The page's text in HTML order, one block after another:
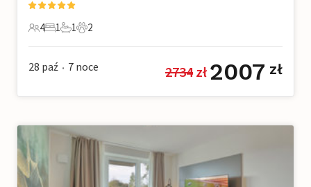
4 Goście
4
1 Sypialnia
1
1 Łazienka
1
2 Zwierzęta domowe
2
28 paź • 7 noce 2734 zł 2007 zł